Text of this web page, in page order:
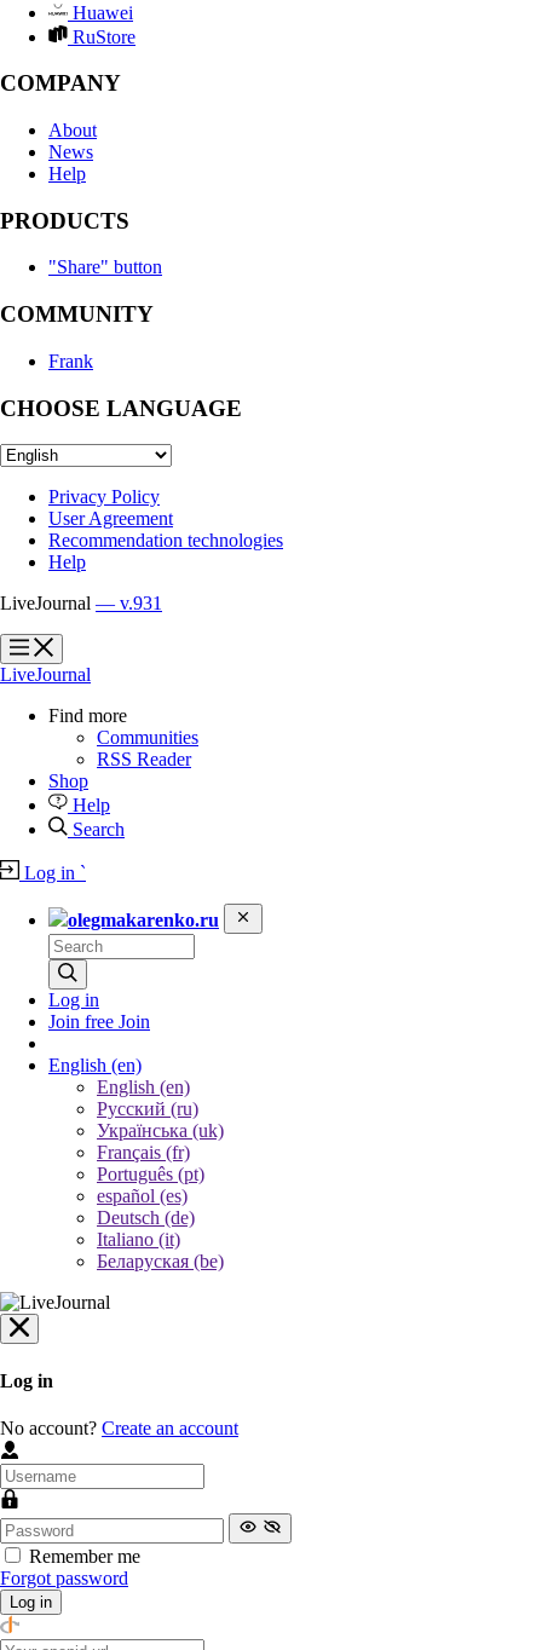
Huawei
RuStore
COMPANY
About
News
Help
PRODUCTS
"Share" button
COMMUNITY
Frank
CHOOSE LANGUAGE
Privacy Policy
User Agreement
Recommendation technologies
Help
LiveJournal — v.931
?
?
LiveJournal
Find more
Communities
RSS Reader
Shop
Help
Search
Log in `
olegmakarenko.ru
Log in
Join free Join
English (en)
English (en)
Русский (ru)
Українська (uk)
Français (fr)
Português (pt)
español (es)
Deutsch (de)
Italiano (it)
Беларуская (be)
Log in
No account? Create an account
Remember me
Forgot password
Log in